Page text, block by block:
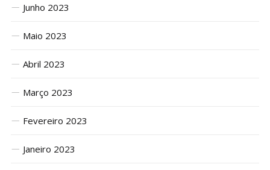
Junho 2023
Maio 2023
Abril 2023
Março 2023
Fevereiro 2023
Janeiro 2023